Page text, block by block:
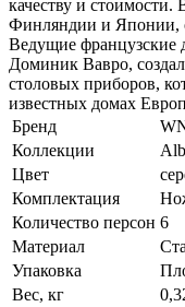
качеству и стоимости.
Финляндии и Японии,
Ведущие
Доминик Вавро,
столовых приборов,
известных домах
Бренд
Коллекции
Цвет
Комплектация
Количество персон 6
Материал
Упаковка
Вес, кг